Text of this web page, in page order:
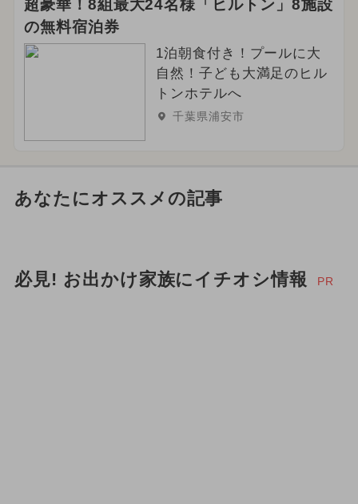
超豪華！8組最大24名様「ヒルトン」8施設
の無料宿泊券
1泊朝食付き！プールに大
自然！子ども大満足のヒル
トンホテルへ
千葉県浦安市
あなたにオススメの記事
必見! お出かけ家族にイチオシ情報 PR